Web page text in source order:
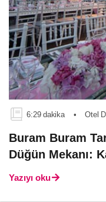
6:29 dakika • Otel
Buram Buram
Düğün Mekanı:
Yazıyı oku